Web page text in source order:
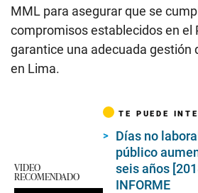
MML para asegurar que se
compromisos establecidos en el
garantice una adecuada gestión
en Lima.
VIDEO
RECOMENDADO
TE PUEDE
Días no
público
seis años
INFORME